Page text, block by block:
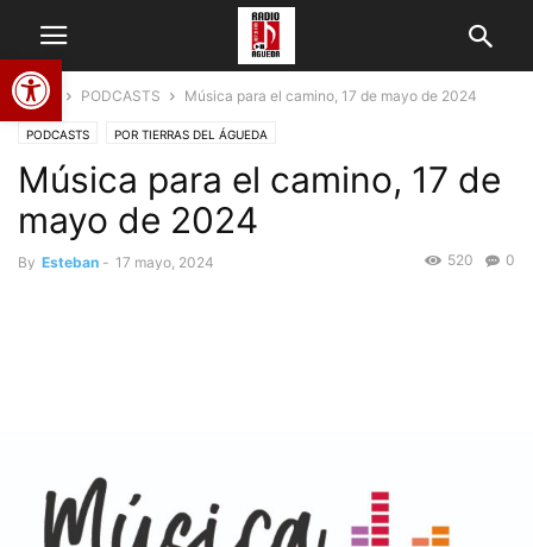
Abrir barra de herramientas
Home PODCASTS Música para el camino, 17 de mayo de 2024
PODCASTS POR TIERRAS DEL ÁGUEDA
Música para el camino, 17 de
mayo de 2024
By Esteban - 17 mayo, 2024 0
520